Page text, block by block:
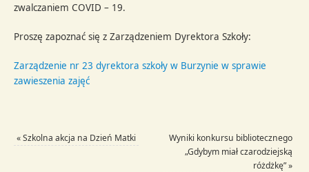
zwalczaniem COVID – 19.
Proszę zapoznać się z Zarządzeniem Dyrektora Szkoły:
Zarządzenie nr 23 dyrektora szkoły w Burzynie w sprawie
zawieszenia zajęć
«Szkolna akcja na Dzień Matki
Wyniki konkursu bibliotecznego
„Gdybym miał czarodziejską
różdżkę”»